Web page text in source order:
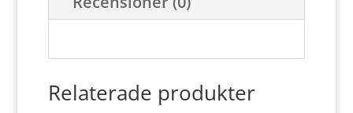
mängd
Relaterade produkter